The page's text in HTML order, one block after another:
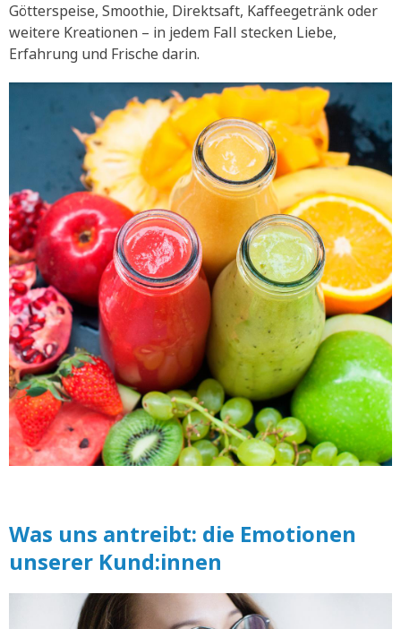
Götterspeise, Smoothie, Direktsaft, Kaffeegetränk oder
weitere Kreationen – in jedem Fall stecken Liebe,
Erfahrung und Frische darin.
Was uns antreibt: die Emotionen
unserer Kund:innen